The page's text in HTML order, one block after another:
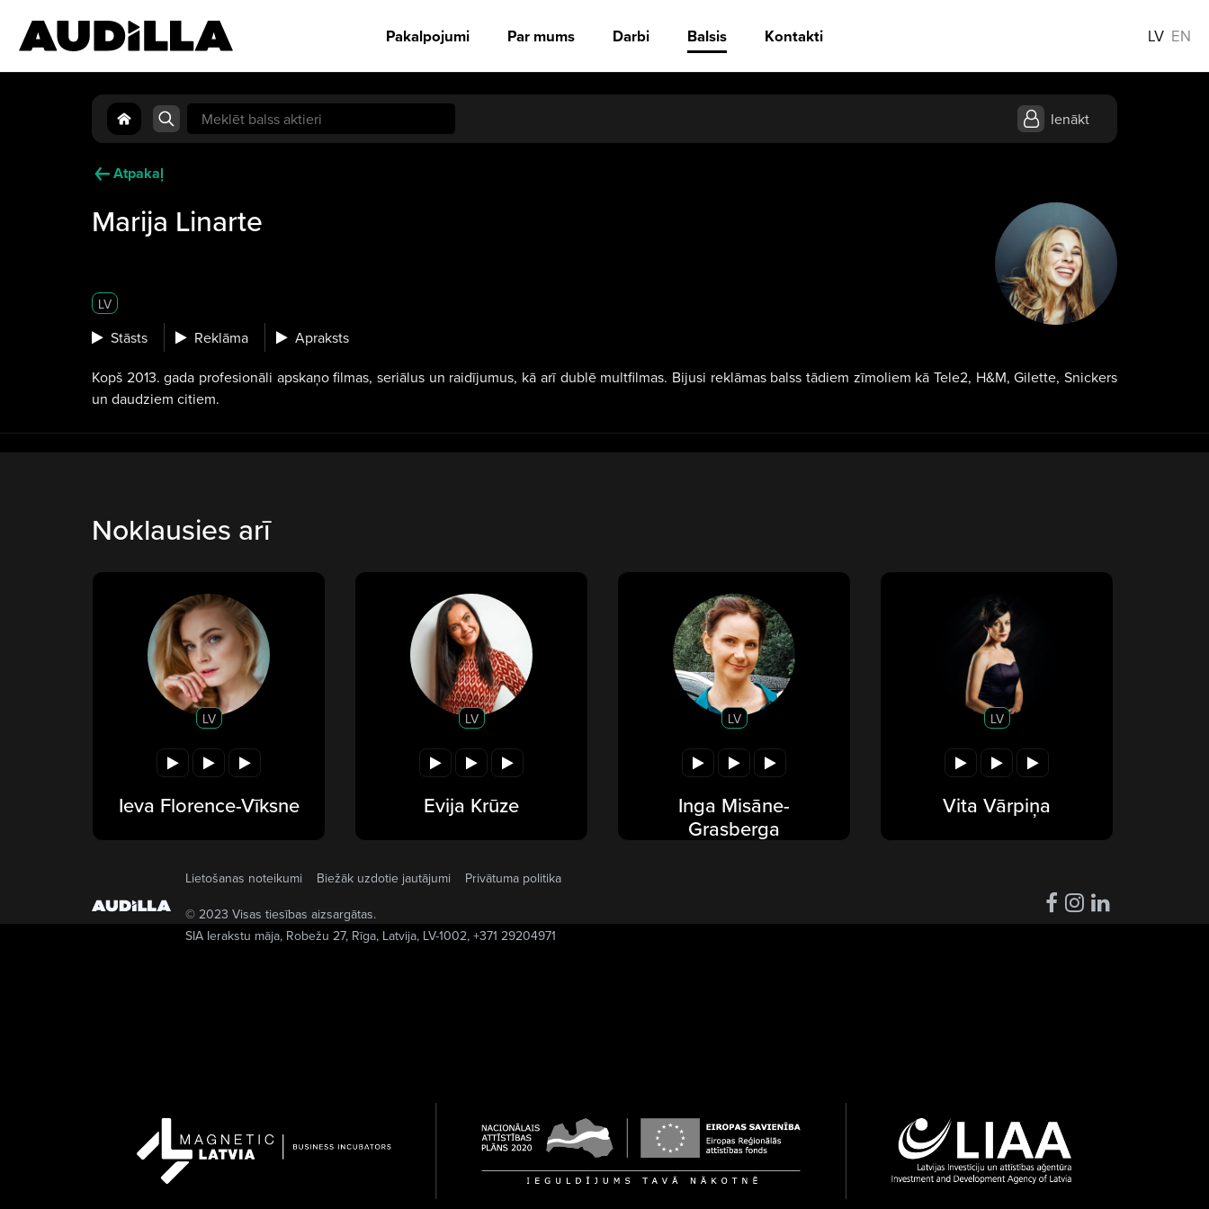
Pakalpojumi Par mums Darbi Balsis Kontakti LV EN
Search
for:
Ienākt
Atpakaļ
Marija Linarte
LV
Stāsts Reklāma Apraksts
Kopš 2013. gada profesionāli apskaņo filmas, seriālus un raidījumus, kā arī dublē multfilmas. Bijusi reklāmas balss tādiem zīmoliem kā Tele2, H&M, Gilette, Snickers
un daudziem citiem.
Noklausies arī
LV
Ieva Florence-Vīksne
LV
Evija Krūze
LV
Inga Misāne-
Grasberga
LV
Vita Vārpiņa
Lietošanas noteikumi Biežāk uzdotie jautājumi
Privātuma politika
© 2023 Visas tiesības aizsargātas.
SIA Ierakstu māja, Robežu 27, Rīga, Latvija, LV-1002, +371 29204971